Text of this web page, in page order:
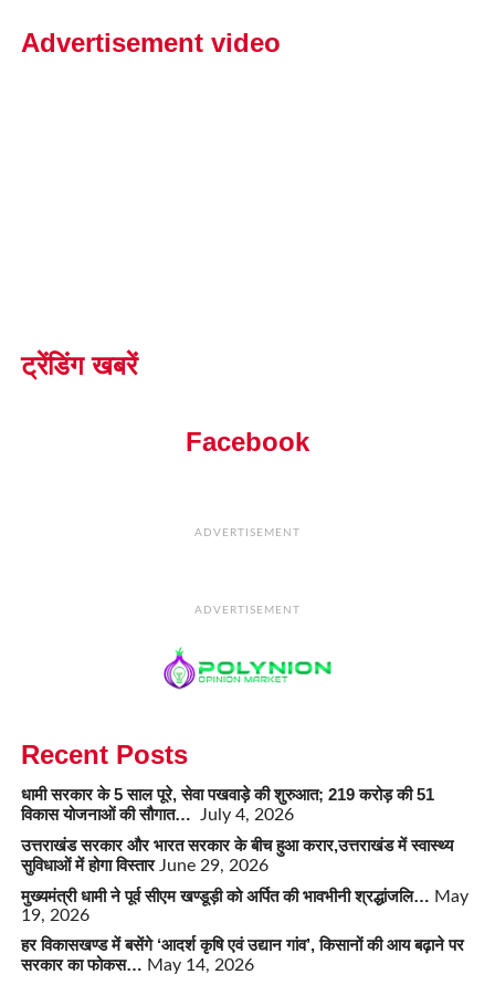
Advertisement video
ट्रेंडिंग खबरें
Facebook
ADVERTISEMENT
ADVERTISEMENT
Recent Posts
धामी सरकार के 5 साल पूरे, सेवा पखवाड़े की शुरुआत; 219 करोड़ की 51
विकास योजनाओं की सौगात…
July 4, 2026
उत्तराखंड सरकार और भारत सरकार के बीच हुआ करार,उत्तराखंड में स्वास्थ्य
सुविधाओं में होगा विस्तार June 29, 2026
मुख्यमंत्री धामी ने पूर्व सीएम खण्डूड़ी को अर्पित की भावभीनी श्रद्धांजलि… May
19, 2026
हर विकासखण्ड में बसेंगे ‘आदर्श कृषि एवं उद्यान गांव’, किसानों की आय बढ़ाने पर
सरकार का फोकस… May 14, 2026